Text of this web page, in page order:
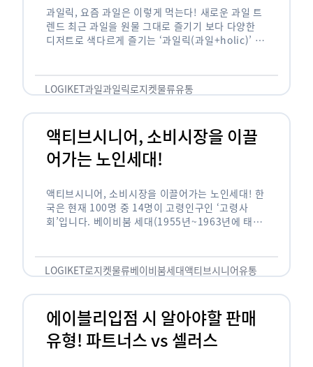
과일릭, 요즘 과일은 이렇게 먹는다! 새로운 과일 트
렌드 최근 과일을 원물 그대로 즐기기 보다 다양한
디저트로 색다르게 즐기는 ‘과일릭(과일+holic)’ 트
…
LOGIKET과일과일릭로지켓물류유통
액티브시니어, 소비시장을 이끌
어가는 노인세대!
액티브시니어, 소비시장을 이끌어가는 노인세대! 한
국은 현재 100명 중 14명이 고령인구인 ‘고령사
회’입니다. 베이비붐 세대(1955년~1963년에 태어
오고 있습니다. 하지만 사회가 늙어가는 …
LOGIKET로지켓물류베이비붐세대액티브시니어유통
에이블리입점 시 알아야할 판매
유형! 파트너스 vs 셀러스